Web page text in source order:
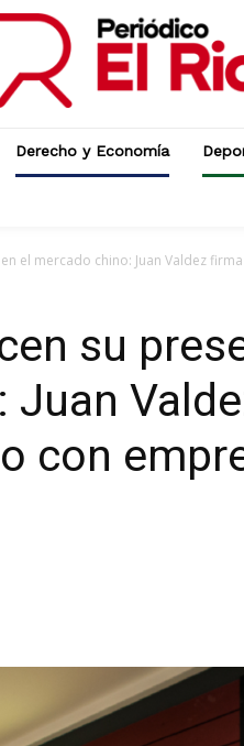
Derecho y Economía
el mercado chino: Juan Valdez
su
Juan
con